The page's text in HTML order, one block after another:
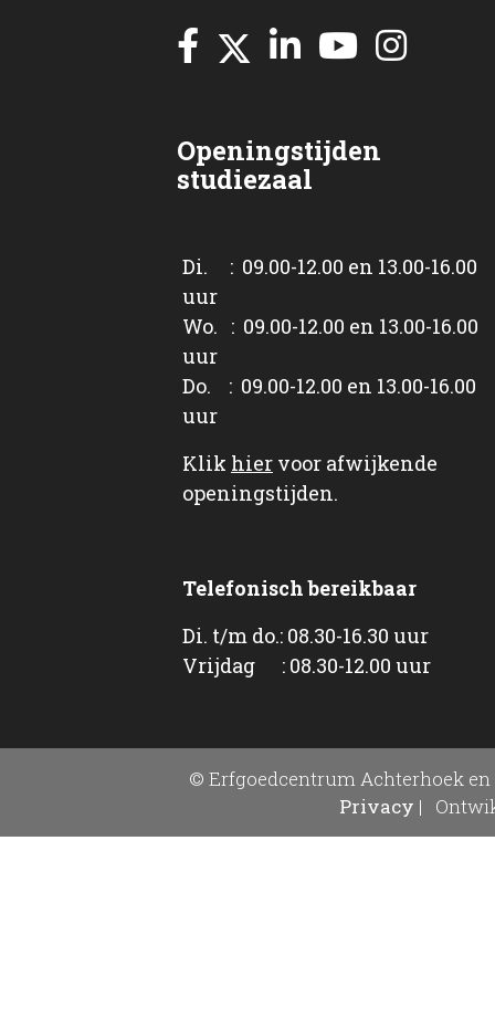
Openingstijden
studiezaal
Di. : 09.00-12.00 en 13.00-16.00
uur
Wo. : 09.00-12.00 en 13.00-16.00
uur
Do. : 09.00-12.00 en 13.00-16.00
uur
Klik hier voor afwijkende
openingstijden.
Telefonisch bereikbaar
Di. t/m do.: 08.30-16.30 uur
Vrijdag : 08.30-12.00 uur
© Erfgoedcentrum Achterhoek en
Privacy |